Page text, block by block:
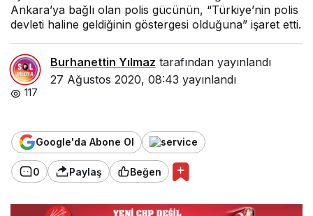
Ankara’ya bağlı olan polis gücünün, “Türkiye’nin polis
devleti haline geldiğinin göstergesi olduğuna” işaret etti.
Burhanettin Yılmaz tarafından yayınlandı
27 Ağustos 2020, 08:43 yayınlandı
117
Google'da Abone Ol
0 Paylaş Beğen